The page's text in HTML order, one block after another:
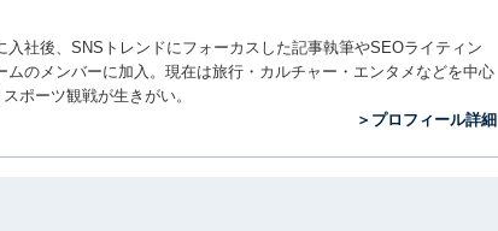
社後、SNSトレンドにフォーカスした記事執筆やSEOライティン
のメンバーに加入。現在は旅行・カルチャー・エンタメなどを中心
ポーツ観戦が生きがい。
＞プロフィール詳細